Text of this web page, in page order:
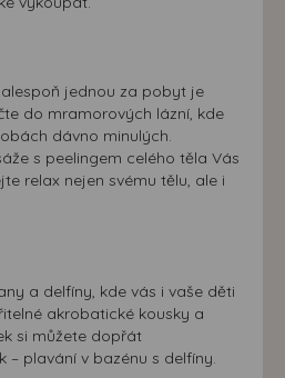
jednou za pobyt je
do mramorových lázní, kde
dávno minulých.
s peelingem celého těla Vás
relax nejen svému tělu, ale i
a delfíny, kde vás i vaše děti
akrobatické kousky a
si můžete dopřát
– plavání v bazénu s delfíny.